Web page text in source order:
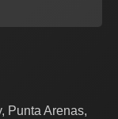
Punta Arenas,